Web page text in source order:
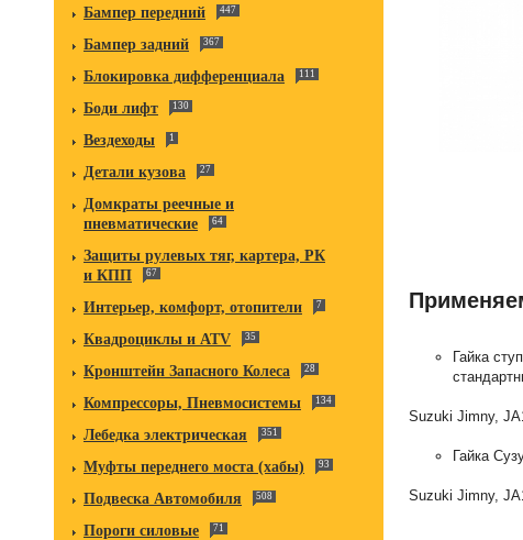
Бампер передний 447
Бампер задний 367
Блокировка дифференциала 111
Боди лифт 130
Вездеходы 1
Детали кузова 27
Домкраты реечные и
пневматические
64
Защиты рулевых тяг, картера, РК
и КПП
67
Интерьер, комфорт, отопители 7
Квадроциклы и ATV 35
Кронштейн Запасного Колеса 28
Компрессоры, Пневмосистемы 134
Лебедка электрическая 351
Муфты переднего моста (хабы) 93
Подвеска Автомобиля 508
Пороги силовые 71
Гайка
Suzuki Jimny,
Гайка
Suzuki Jimny,